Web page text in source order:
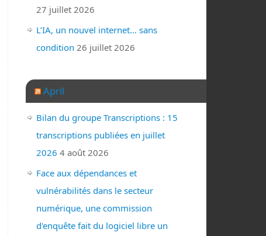
27 juillet 2026
L’IA, un nouvel internet… sans
condition 26 juillet 2026
April
Bilan du groupe Transcriptions : 15
transcriptions publiées en juillet
2026 4 août 2026
Face aux dépendances et
vulnérabilités dans le secteur
numérique, une commission
d'enquête fait du logiciel libre un